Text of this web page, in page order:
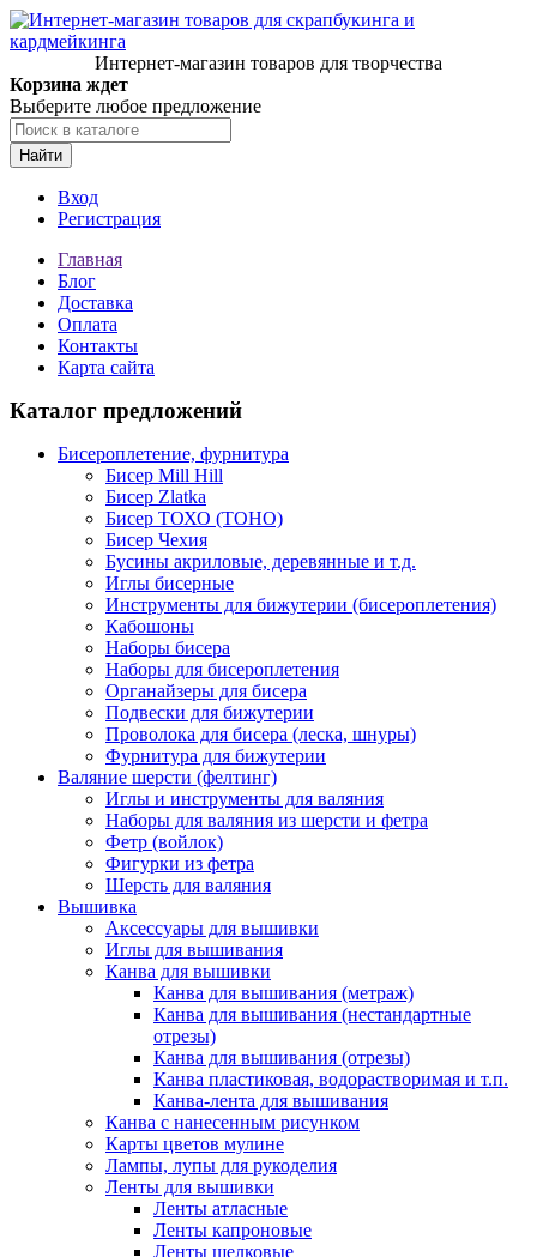
Интернет-магазин товаров для творчества
Корзина ждет
Выберите любое предложение
Найти
Вход
Регистрация
Главная
Блог
Доставка
Оплата
Контакты
Карта сайта
Каталог предложений
Бисероплетение, фурнитура
Бисер Mill Hill
Бисер Zlatka
Бисер ТОХО (TOHO)
Бисер Чехия
Бусины акриловые, деревянные и т.д.
Иглы бисерные
Инструменты для бижутерии (бисероплетения)
Кабошоны
Наборы бисера
Наборы для бисероплетения
Органайзеры для бисера
Подвески для бижутерии
Проволока для бисера (леска, шнуры)
Фурнитура для бижутерии
Валяние шерсти (фелтинг)
Иглы и инструменты для валяния
Наборы для валяния из шерсти и фетра
Фетр (войлок)
Фигурки из фетра
Шерсть для валяния
Вышивка
Аксессуары для вышивки
Иглы для вышивания
Канва для вышивки
Канва для вышивания (метраж)
Канва для вышивания (нестандартные
отрезы)
Канва для вышивания (отрезы)
Канва пластиковая, водорастворимая и т.п.
Канва-лента для вышивания
Канва с нанесенным рисунком
Карты цветов мулине
Лампы, лупы для рукоделия
Ленты для вышивки
Ленты атласные
Ленты капроновые
Ленты шелковые